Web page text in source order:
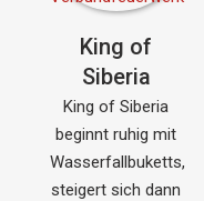
King of
Siberia
King of Siberia
beginnt ruhig mit
Wasserfallbuketts,
steigert sich dann